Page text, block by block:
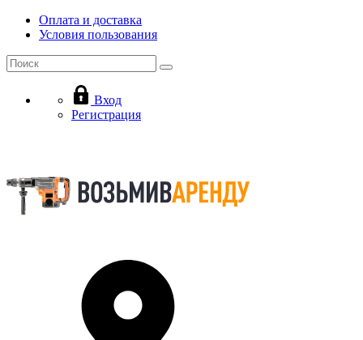
Оплата и доставка
Условия пользования
Вход
Регистрация